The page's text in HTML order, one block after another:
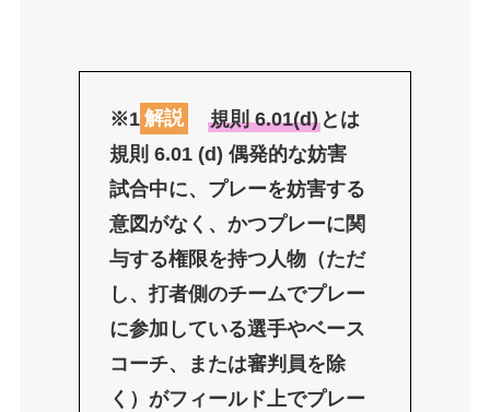
※1 解説 規則 6.01(d) とは
規則 6.01 (d) 偶発的な妨害
試合中に、プレーを妨害する
意図がなく、かつプレーに関
与する権限を持つ人物（ただ
し、打者側のチームでプレー
に参加している選手やベース
コーチ、または審判員を除
く）がフィールド上でプレー